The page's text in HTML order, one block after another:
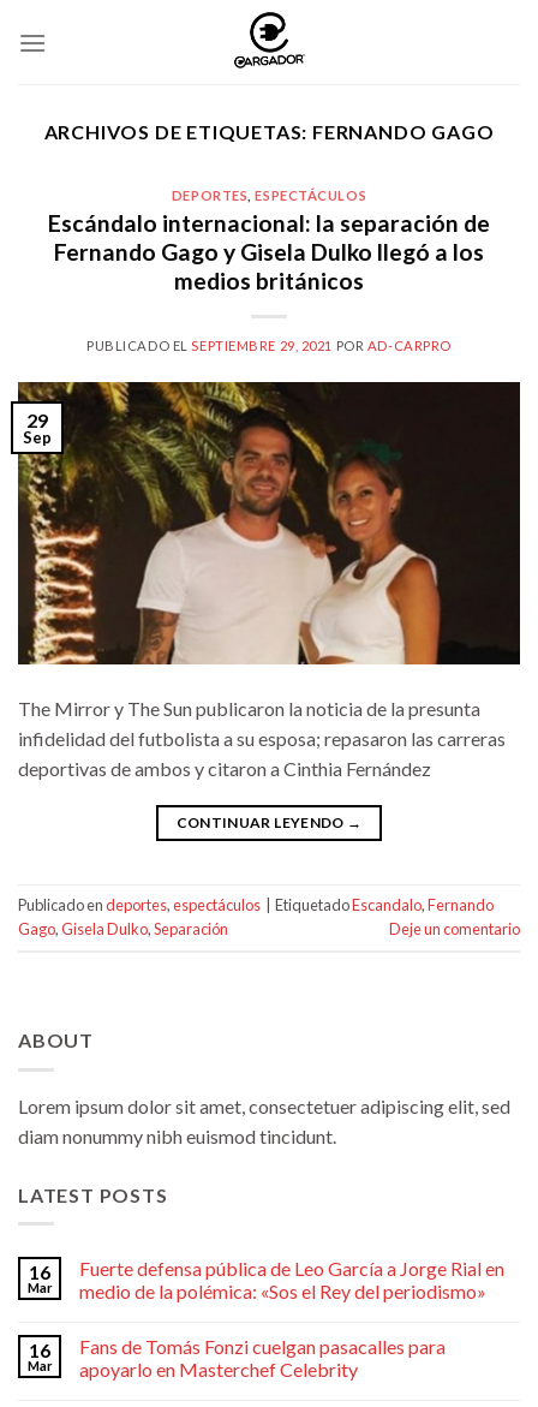
ARCHIVOS DE ETIQUETAS: FERNANDO GAGO
DEPORTES ,ESPECTÁCULOS
Escándalo internacional: la separación de
Fernando Gago y Gisela Dulko llegó a los
medios británicos
PUBLICADO EL SEPTIEMBRE 29, 2021 POR AD-CARPRO
29
Sep
The Mirror y The Sun publicaron la noticia de la presunta
infidelidad del futbolista a su esposa; repasaron las carreras
deportivas de ambos y citaron a Cinthia Fernández
CONTINUAR LEYENDO →
Publicado endeportes,espectáculos EtiquetadoEscandalo,Fernando
Gago,Gisela Dulko,Separación Deje un comentario
ABOUT
Lorem ipsum dolor sit amet, consectetuer adipiscing elit, sed
diam nonummy nibh euismod tincidunt.
LATEST POSTS
16
Mar
Fuerte defensa pública de Leo García a Jorge Rial en
medio de la polémica: «Sos el Rey del periodismo»
16
Mar
Fans de Tomás Fonzi cuelgan pasacalles para
apoyarlo en Masterchef Celebrity